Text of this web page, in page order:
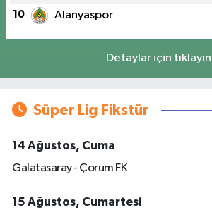
10 Alanyaspor
Detaylar için tıklayın
Süper Lig Fikstür
14 Ağustos, Cuma
Galatasaray - Çorum FK
15 Ağustos, Cumartesi